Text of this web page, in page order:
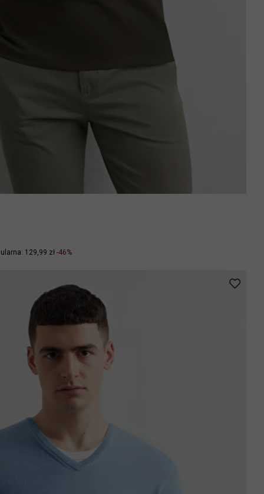
129,99 zł -46%